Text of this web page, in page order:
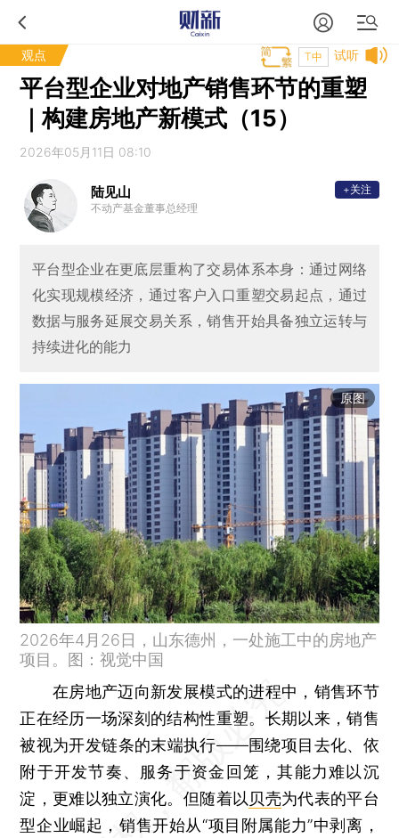
观点 试听
T中
平台型企业对地产销售环节的重塑
｜构建房地产新模式（15）
2026年05月11日 08:10
陆见山
不动产基金董事总经理
+关注
平台型企业在更底层重构了交易体系本身：通过网络
化实现规模经济，通过客户入口重塑交易起点，通过
数据与服务延展交易关系，销售开始具备独立运转与
持续进化的能力
原图
2026年4月26日，山东德州，一处施工中的房地产
项目。图：视觉中国
在房地产迈向新发展模式的进程中，销售环节
正在经历一场深刻的结构性重塑。长期以来，销售
被视为开发链条的末端执行——围绕项目去化、依
附于开发节奏、服务于资金回笼，其能力难以沉
淀，更难以独立演化。但随着以 贝壳为代表的平台
型企业崛起，销售开始从“项目附属能力”中剥离，